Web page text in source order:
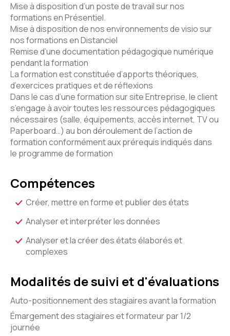
Mise à disposition d’un poste de travail sur nos
formations en Présentiel.
Mise à disposition de nos environnements de visio sur
nos formations en Distanciel
Remise d’une documentation pédagogique numérique
pendant la formation
La formation est constituée d’apports théoriques,
d’exercices pratiques et de réflexions
Dans le cas d’une formation sur site Entreprise, le client
s’engage à avoir toutes les ressources pédagogiques
nécessaires (salle, équipements, accès internet, TV ou
Paperboard…) au bon déroulement de l’action de
formation conformément aux prérequis indiqués dans
le programme de formation
Compétences
Créer, mettre en forme et publier des états
Analyser et interpréter les données
Analyser et la créer des états élaborés et
complexes
Modalités de suivi et d'évaluations
Auto-positionnement des stagiaires avant la formation
Émargement des stagiaires et formateur par 1/2
journée